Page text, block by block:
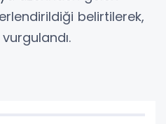
belirtilerek,